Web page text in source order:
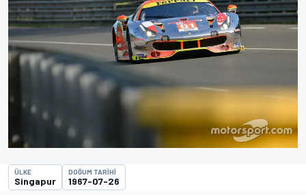
ÜLKE
Singapur
DOĞUM TARIHI
1967-07-26